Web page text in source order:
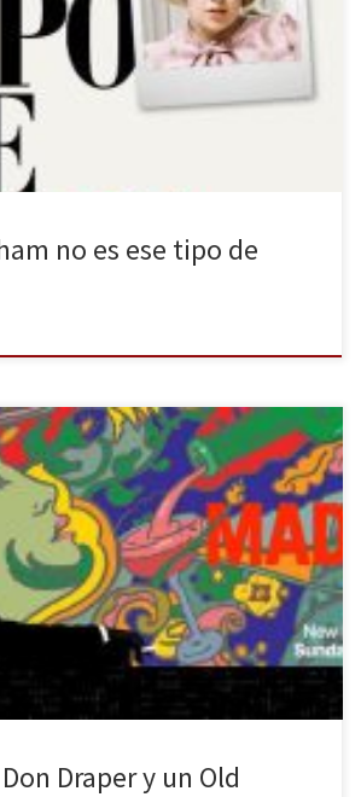
en el que nos descubre sus anécdotas
singulares momentos de su vida. Lena
productora ejecutiva, directora y
Girls. Por si eso fuera poco, […]
no es ese tipo de
serie más exitosa de AMC (junto a Breaking
Una temporada dividida en dos
dejarnos indiferentes. ¿Estáis preparados
haya visto esta serie, sabrá que todo lo
de mantener […]
Draper y un Old